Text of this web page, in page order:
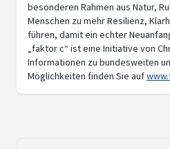
besonderen Rahmen aus Natur,
Menschen zu mehr Resilienz,
führen, damit ein echter
„faktor c“ ist eine Initiative von
Informationen zu bundesweiten
Möglichkeiten finden Sie auf